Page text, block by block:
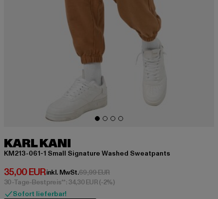
KARL KANI
KM213-061-1 Small Signature Washed Sweatpants
35,00 EUR
Derzeitiger Preis: 35,00 EUR
inkl. MwSt.69,99 EURAktionspreis: 69,99 EUR
30-Tage-Bestpreis**: 34,30 EUR(-2%)
Sofort lieferbar!